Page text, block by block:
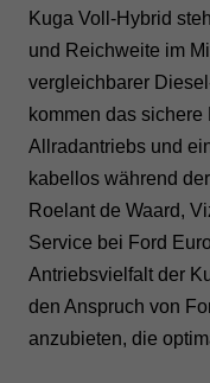
Kuga Voll-Hybrid
und Reichweite im
vergleichbarer
kommen das
Allradantriebs und
kabellos während
Roelant de Waard,
Service bei Ford
Antriebsvielfalt der
den Anspruch von
anzubieten, die